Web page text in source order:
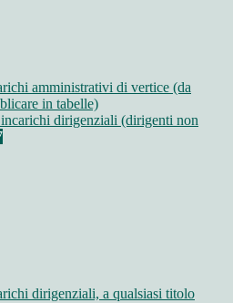
amministrativi di vertice (da
in tabelle)
dirigenziali (dirigenti non
dirigenziali, a qualsiasi titolo